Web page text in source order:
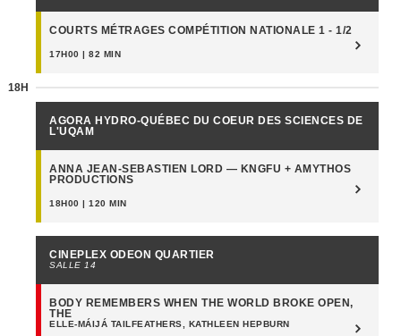
COURTS MÉTRAGES COMPÉTITION NATIONALE 1 - 1/2
17H00 | 82 MIN
18H
AGORA HYDRO-QUÉBEC DU COEUR DES SCIENCES DE
L'UQAM
ANNA JEAN-SEBASTIEN LORD — KNGFU + AMYTHOS
PRODUCTIONS
18H00 | 120 MIN
CINEPLEX ODEON QUARTIER
SALLE 14
BODY REMEMBERS WHEN THE WORLD BROKE OPEN,
THE
ELLE-MÁIJÁ TAILFEATHERS, KATHLEEN HEPBURN